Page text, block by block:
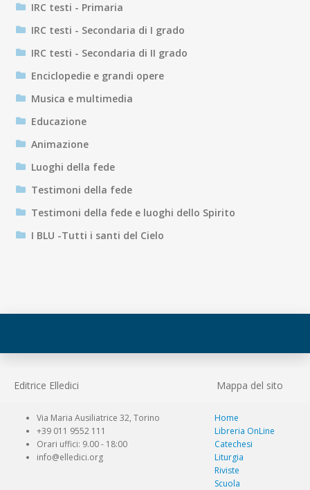
IRC testi - Primaria
IRC testi - Secondaria di I grado
IRC testi - Secondaria di II grado
Enciclopedie e grandi opere
Musica e multimedia
Educazione
Animazione
Luoghi della fede
Testimoni della fede
Testimoni della fede e luoghi dello Spirito
I BLU -Tutti i santi del Cielo
Editrice Elledici Mappa del sito
Via Maria Ausiliatrice 32, Torino
+39 011 9552 111
Orari uffici: 9.00 - 18:00
info@elledici.org
Home
Libreria OnLine
Catechesi
Liturgia
Riviste
Scuola